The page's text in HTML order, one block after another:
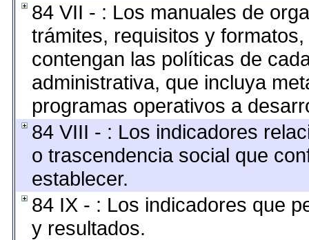
84 VII - : Los manuales de
trámites, requisitos y
contengan las políticas de
administrativa, que incluya
programas operativos a
84 VIII - : Los indicadores
o trascendencia social que
establecer.
84 IX - : Los indicadores que
y resultados.